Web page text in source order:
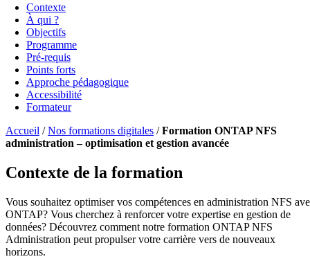
Contexte
À qui ?
Objectifs
Programme
Pré-requis
Points forts
Approche pédagogique
Accessibilité
Formateur
Accueil /Nos formations digitales /Formation ONTAP NFS
administration – optimisation et gestion avancée
Contexte de la formation
Vous souhaitez optimiser vos compétences en administration NFS
ONTAP? Vous cherchez à renforcer votre expertise en gestion de
données? Découvrez comment notre formation ONTAP NFS
Administration peut propulser votre carrière vers de nouveaux
horizons.